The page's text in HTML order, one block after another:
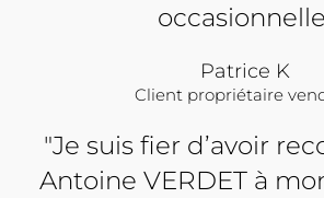
Patrice K
Client propriétaire
"Je suis fier d’avoir
Antoine VERDET à